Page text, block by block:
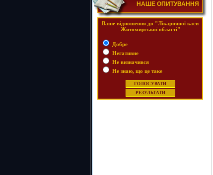
НАШЕ ОПИТУВАННЯ
Ваше відношення до "Лікарняної каси
Житомирської області"
Добре
Негативне
Не визначився
Не знаю, що це таке